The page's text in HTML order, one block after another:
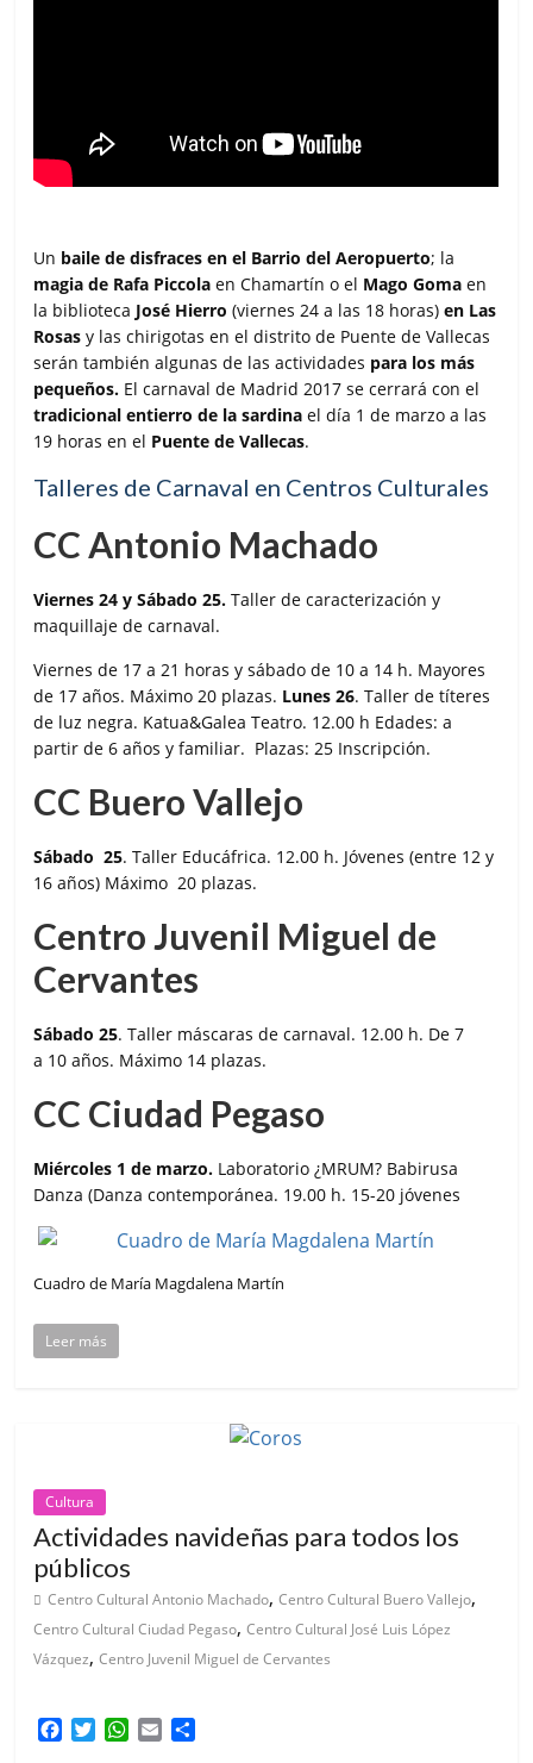
Un baile de disfraces en el Barrio del Aeropuerto; la
magia de Rafa Piccola en Chamartín o el Mago Gomaen
la biblioteca José Hierro (viernes 24 a las 18 horas)en Las
Rosas y las chirigotas en el distrito de Puente de Vallecas
serán también algunas de las actividades para los más
pequeños. El carnaval de Madrid 2017 se cerrará con el
tradicional entierro de la sardina el día 1 de marzo a las
19 horas en el Puente de Vallecas.
Talleres de Carnaval en Centros Culturales
CC Antonio Machado
Viernes 24 y Sábado 25. Taller de caracterización y
maquillaje de carnaval.
Viernes de 17 a 21 horas y sábado de 10 a 14 h. Mayores
de 17 años. Máximo 20 plazas. Lunes 26. Taller de títeres
de luz negra. Katua&Galea Teatro. 12.00 h Edades: a
partir de 6 años y familiar. Plazas: 25 Inscripción.
CC Buero Vallejo
Sábado 25. Taller Educáfrica. 12.00 h. Jóvenes (entre 12 y
16 años) Máximo 20 plazas.
Centro Juvenil Miguel de
Cervantes
Sábado 25. Taller máscaras de carnaval. 12.00 h. De 7
a 10 años. Máximo 14 plazas.
CC Ciudad Pegaso
Miércoles 1 de marzo. Laboratorio ¿MRUM? Babirusa
Danza (Danza contemporánea. 19.00 h. 15-20 jóvenes
Cuadro de María Magdalena Martín
Leer más
Cultura
Actividades navideñas para todos los
públicos
Centro Cultural Antonio Machado,Centro Cultural Buero Vallejo,
Centro Cultural Ciudad Pegaso,Centro Cultural José Luis López
Vázquez,Centro Juvenil Miguel de Cervantes
W